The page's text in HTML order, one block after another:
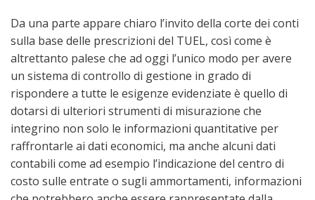
Da una parte appare chiaro l’invito della corte dei conti
sulla base delle prescrizioni del TUEL, così come è
altrettanto palese che ad oggi l’unico modo per avere
un sistema di controllo di gestione in grado di
rispondere a tutte le esigenze evidenziate è quello di
dotarsi di ulteriori strumenti di misurazione che
integrino non solo le informazioni quantitative per
raffrontarle ai dati economici, ma anche alcuni dati
contabili come ad esempio l’indicazione del centro di
costo sulle entrate o sugli ammortamenti, informazioni